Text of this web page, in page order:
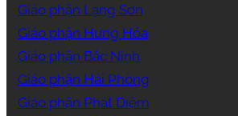
Giáo phận Lạng Sơn
Giáo phận Hưng Hóa
Giáo phận Bắc Ninh
Giáo phận Hải Phòng
Giáo phận Phát Diệm